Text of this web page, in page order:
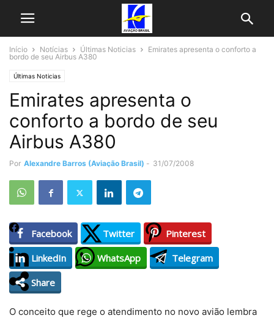
Início Notícias Últimas Noticias
Emirates apresenta o conforto a
bordo de seu Airbus A380
Últimas Noticias
Emirates apresenta o
conforto a bordo de seu
Airbus A380
Por Alexandre Barros (Aviação Brasil) - 31/07/2008
Facebook Twitter
Pinterest
LinkedIn
WhatsApp
Telegram
Share
O conceito que rege o atendimento no novo avião lembra